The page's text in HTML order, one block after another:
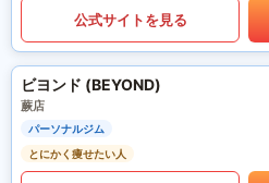
公式サイトを見る
ビヨンド (BEYOND)
蕨店
パーソナルジム
とにかく痩せたい人